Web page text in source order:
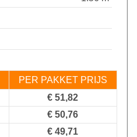
PER PAKKET PRIJS
€ 51,82
€ 50,76
€ 49,71